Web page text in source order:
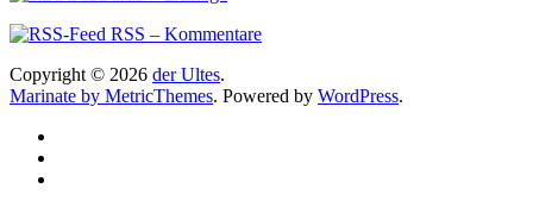
RSS – Kommentare
Copyright © 2026 der Ultes.
Marinate by MetricThemes. Powered by WordPress.